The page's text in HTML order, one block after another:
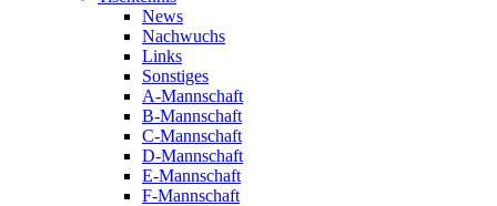
News
Nachwuchs
Links
Sonstiges
A-Mannschaft
B-Mannschaft
C-Mannschaft
D-Mannschaft
E-Mannschaft
F-Mannschaft